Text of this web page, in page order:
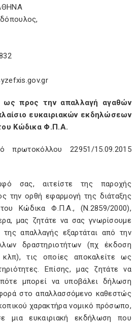
ως προς την απαλλαγή αγαθών
ευκαιριακών εκδηλώσεων
Κώδικα Φ.Π.Α.
22951/15.09.2015
σας, αιτείστε της παροχής
την ορθή εφαρμογή της διάταξης
Κώδικα Φ.Π.Α., (Ν.2859/2000),
μας ζητάτε να σας γνωρίσουμε
απαλλαγής εξαρτάται από την
δραστηριοτήτων (πχ έκδοση
κλπ), τις οποίες αποκαλείτε ως
Επίσης, μας ζητάτε να
μπορεί να υποβάλει δήλωση
στο απαλλασσόμενο καθεστώς
χαρακτήρα νομικό πρόσωπο,
μια ευκαιριακή εκδήλωση που